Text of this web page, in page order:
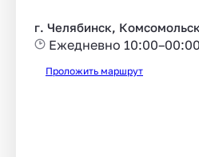
г. Челябинск,
Ежедневно 10:00–00:00
Проложить маршрут